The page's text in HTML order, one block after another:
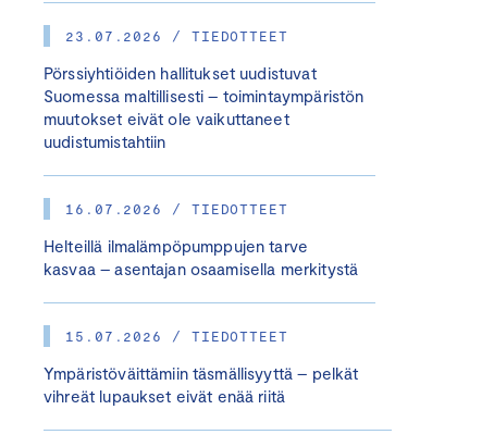
23.07.2026 / TIEDOTTEET
Pörssiyhtiöiden hallitukset uudistuvat
Suomessa maltillisesti – toimintaympäristön
muutokset eivät ole vaikuttaneet
uudistumistahtiin
16.07.2026 / TIEDOTTEET
Helteillä ilmalämpöpumppujen tarve
kasvaa – asentajan osaamisella merkitystä
15.07.2026 / TIEDOTTEET
Ympäristöväittämiin täsmällisyyttä – pelkät
vihreät lupaukset eivät enää riitä